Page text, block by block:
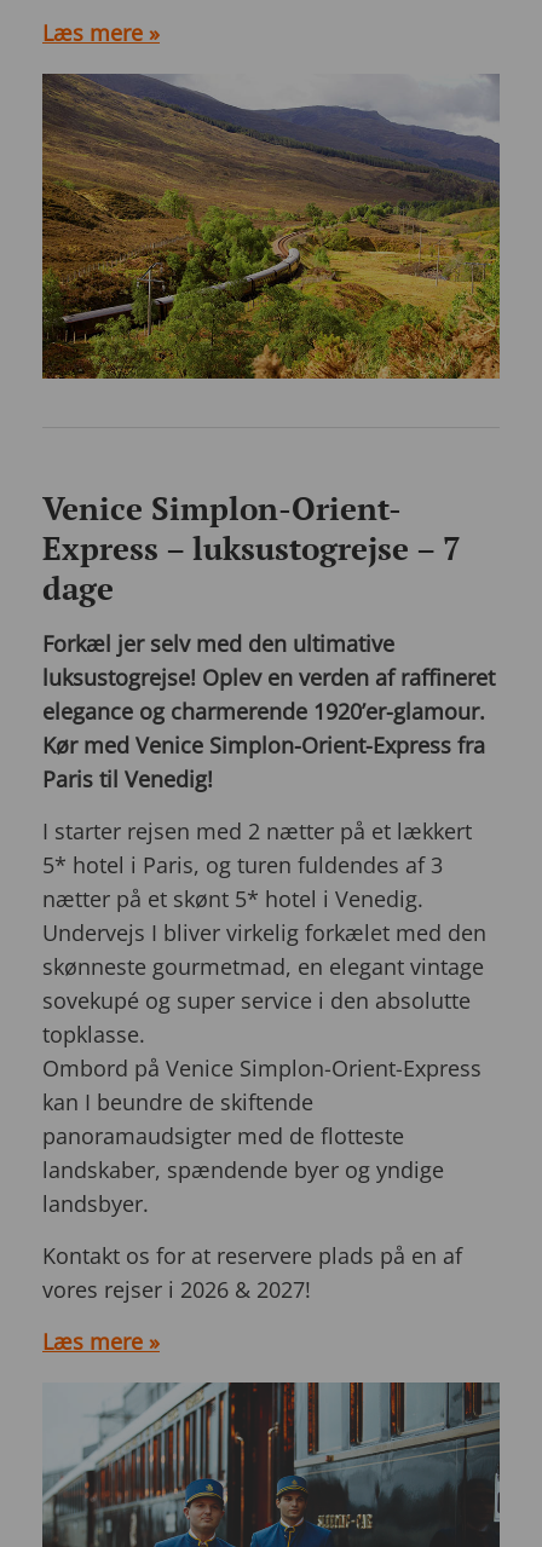
Læs mere »
Venice Simplon-Orient-
Express – luksustogrejse – 7
dage
Forkæl jer selv med den ultimative
luksustogrejse! Oplev en verden af raffineret
elegance og charmerende 1920’er-glamour.
Kør med Venice Simplon-Orient-Express fra
Paris til Venedig!
I starter rejsen med 2 nætter på et lækkert
5* hotel i Paris, og turen fuldendes af 3
nætter på et skønt 5* hotel i Venedig.
Undervejs I bliver virkelig forkælet med den
skønneste gourmetmad, en elegant vintage
sovekupé og super service i den absolutte
topklasse.
Ombord på Venice Simplon-Orient-Express
kan I beundre de skiftende
panoramaudsigter med de flotteste
landskaber, spændende byer og yndige
landsbyer.
Kontakt os for at reservere plads på en af
vores rejser i 2026 & 2027!
Læs mere »